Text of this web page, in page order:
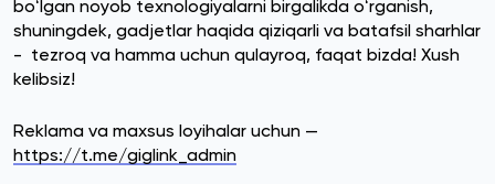
boʻlgan noyob texnologiyalarni birgalikda oʻrganish,
shuningdek, gadjetlar haqida qiziqarli va batafsil sharhlar
- tezroq va hamma uchun qulayroq, faqat bizda! Xush
kelibsiz!
Reklama va maxsus loyihalar uchun —
https://t.me/giglink_admin